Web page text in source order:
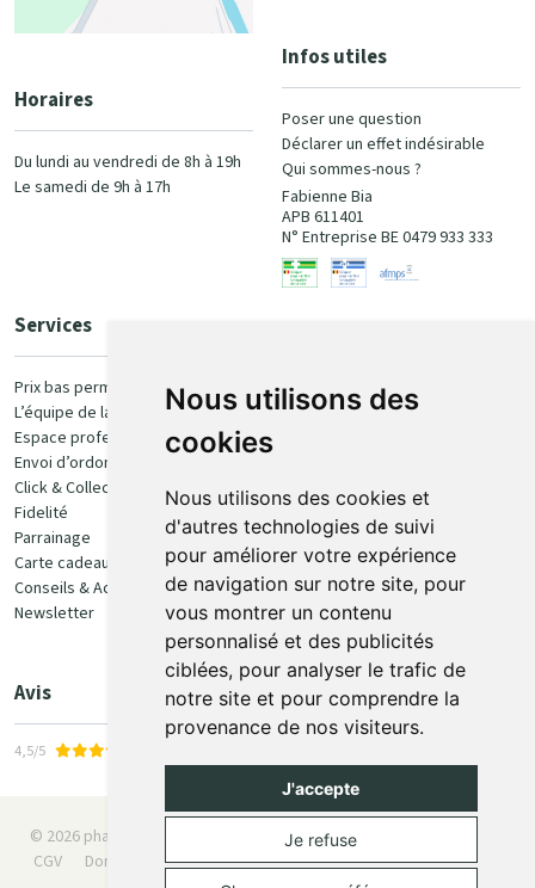
Nous utilisons des
cookies
Nous utilisons des cookies et
d'autres technologies de suivi
pour améliorer votre expérience
de navigation sur notre site, pour
vous montrer un contenu
personnalisé et des publicités
ciblées, pour analyser le trafic de
notre site et pour comprendre la
provenance de nos visiteurs.
J'accepte
Je refuse
Horaires
Du lundi au vendredi de 8h à 19h
Le samedi de 9h à 17h
Infos utiles
Poser une question
Déclarer un effet indésirable
Qui sommes-nous ?
Fabienne Bia
APB 611401
N° Entreprise BE 0479 933 333
Services
Prix bas permanent
L’équipe de la pharmacie
Espace professionnel
Envoi d’ordonnance
Click & Collect
Fidelité
Parrainage
Carte cadeau
Conseils & Actualités
Newsletter
Avis
4,5/5
100% sécurisé
Retrait et livraison
Retrait en Click & Collect
Livraison à domicile
Livraison en Point Relais
© 2026 pharmaone.be Tous droits réservés
CGV
Données personnelles Cookies
Préférences Cookies